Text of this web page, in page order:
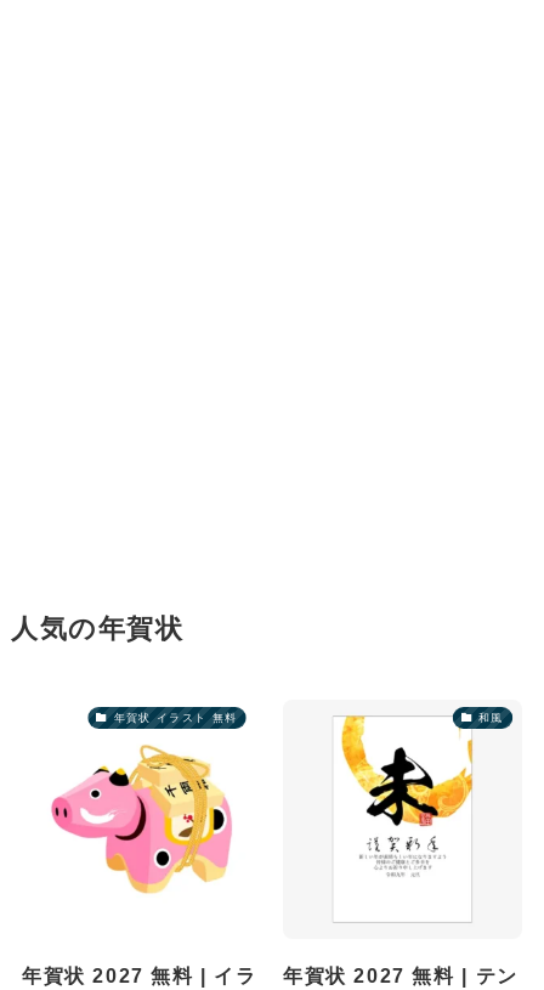
人気の年賀状
年賀状 イラスト 無料
年賀状 2027 無料 | イラ
和風
年賀状 2027 無料 | テン